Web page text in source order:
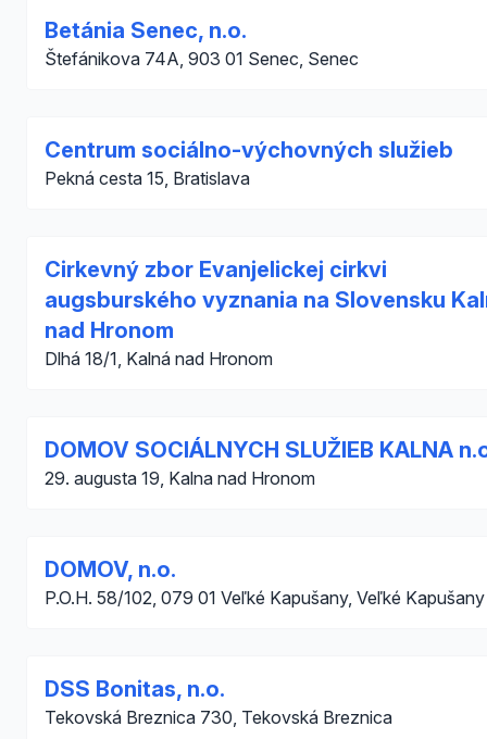
Betánia Senec, n.o.
Štefánikova 74A, 903 01 Senec, Senec
Centrum sociálno-výchovných služieb
Pekná cesta 15, Bratislava
Cirkevný zbor Evanjelickej cirkvi
augsburského vyznania na Slovensku
nad Hronom
Dlhá 18/1, Kalná nad Hronom
DOMOV SOCIÁLNYCH SLUŽIEB KALNA
29. augusta 19, Kalna nad Hronom
DOMOV, n.o.
P.O.H. 58/102, 079 01 Veľké Kapušany, Veľké Kapušany
DSS Bonitas, n.o.
Tekovská Breznica 730, Tekovská Breznica